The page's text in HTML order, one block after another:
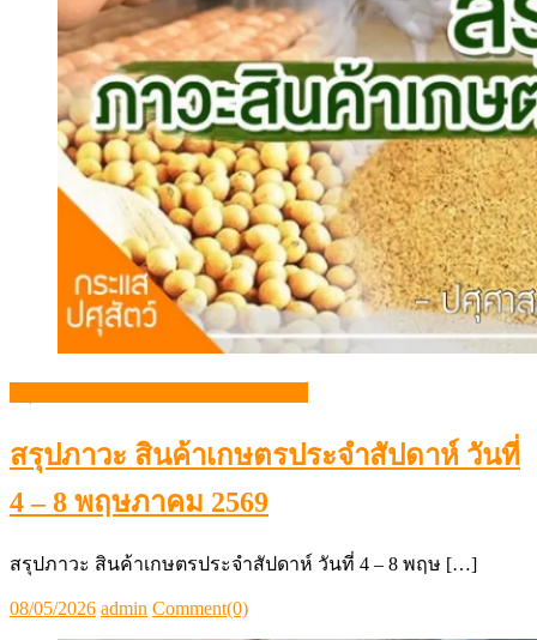
สรุปภาวะสินค้าเกษตรประจำสัปดาห์
สรุปภาวะ สินค้าเกษตรประจำสัปดาห์ วันที่
4 – 8 พฤษภาคม 2569
สรุปภาวะ สินค้าเกษตรประจำสัปดาห์ วันที่ 4 – 8 พฤษ […]
Posted
on
08/05/2026Author
admin Comment(0)